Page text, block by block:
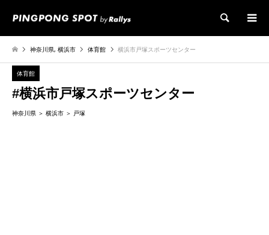
検索
神奈川県,横浜市 体育館 横浜市戸塚スポーツセンター
体育館
#横浜市戸塚スポーツセンター
神奈川県 横浜市 戸塚